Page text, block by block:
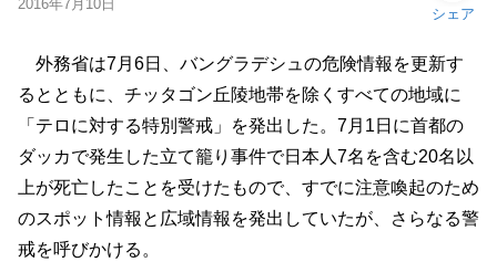
2016年7月10日
シェア
外務省は7月6日、バングラデシュの危険情報を更新す
るとともに、チッタゴン丘陵地帯を除くすべての地域に
「テロに対する特別警戒」を発出した。7月1日に首都の
ダッカで発生した立て籠り事件で日本人7名を含む20名以
上が死亡したことを受けたもので、すでに注意喚起のため
のスポット情報と広域情報を発出していたが、さらなる警
戒を呼びかける。